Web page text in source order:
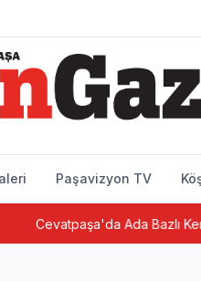
Paşavizyon TV
Ada Bazlı Kentsel